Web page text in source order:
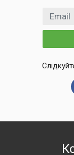
Email